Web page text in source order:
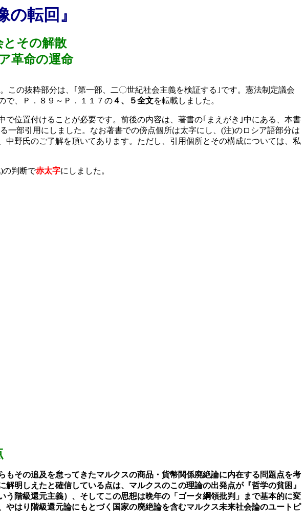
転回』
とその解散
革命の運命
この抜粋部分は、｢第一部、二〇世紀社会主義を検証する｣です。憲法制定議会
で、Ｐ．８９～Ｐ．１１７の４、５全文を転載しました。
位置付けることが必要です。前後の内容は、著書の｢まえがき｣中にある、本書
一部引用にしました。なお著書での傍点個所は太字にし、 (注)のロシア語部分は
中野氏のご了解を頂いてあります。ただし、引用個所とその構成については、私
)の判断で赤太字にしました。
その追及を怠ってきたマルクスの商品・貨幣関係廃絶論に内在する問題点を考
しえたと確信している点は、マルクスのこの理論の出発点が『哲学の貧困』
階級還元主義）、そしてこの思想は晩年の「ゴータ綱領批判」まで基本的に変
はり階級還元論にもとづく国家の廃絶論を含むマルクス未来社会論のユートピ